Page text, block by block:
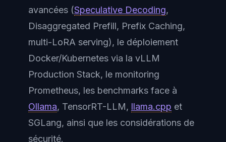
avancées (Speculative Decoding,
Disaggregated Prefill, Prefix Caching,
multi-LoRA serving), le déploiement
Docker/Kubernetes via la vLLM
Production Stack, le monitoring
Prometheus, les benchmarks face à
Ollama, TensorRT-LLM, llama.cpp et
SGLang, ainsi que les considérations de
sécurité.